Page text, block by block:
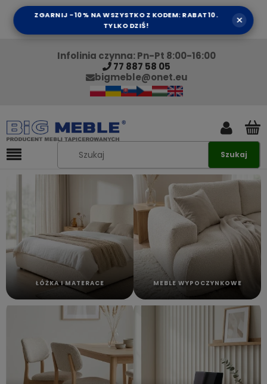
ZGARNIJ -10% NA WSZYSTKO Z KODEM: RABAT10.
TYLKO DZIŚ!
×
Infolinia czynna: Pn-Pt 8:00-16:00
77 887 58 05
bigmeble@onet.eu
Szukaj
ŁÓŻKA I MATERACE MEBLE WYPOCZYNKOWE